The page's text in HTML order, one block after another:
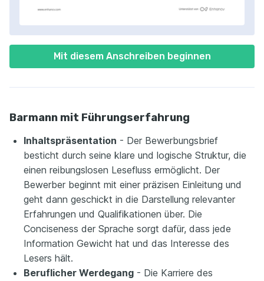
Mit diesem Anschreiben beginnen
Barmann mit Führungserfahrung
Inhaltspräsentation - Der Bewerbungsbrief
besticht durch seine klare und logische Struktur, die
einen reibungslosen Lesefluss ermöglicht. Der
Bewerber beginnt mit einer präzisen Einleitung und
geht dann geschickt in die Darstellung relevanter
Erfahrungen und Qualifikationen über. Die
Conciseness der Sprache sorgt dafür, dass jede
Information Gewicht hat und das Interesse des
Lesers hält.
Beruflicher Werdegang - Die Karriere des